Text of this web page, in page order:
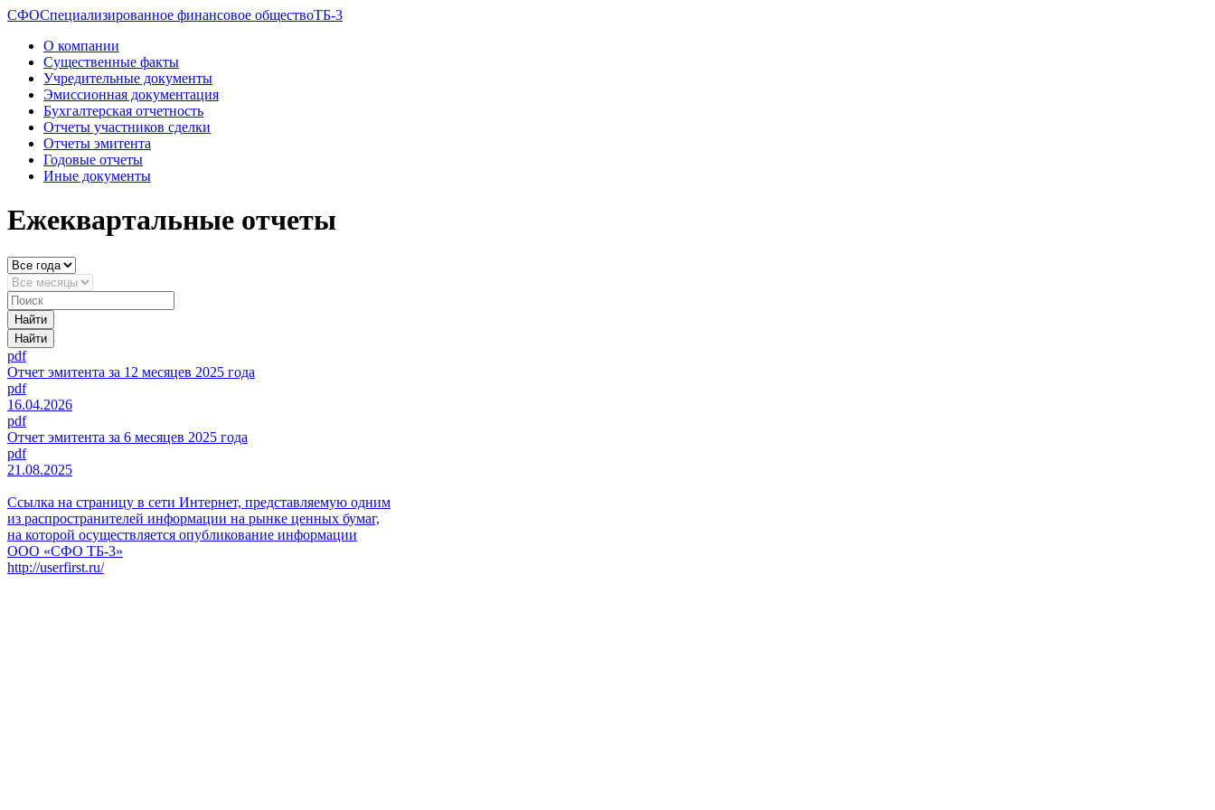
CФОСпециализированное финансовое обществоТБ-3
О компании
Существенные факты
Учредительные документы
Эмиссионная документация
Бухгалтерская отчетность
Отчеты участников сделки
Отчеты эмитента
Годовые отчеты
Иные документы
Ежеквартальные отчеты
Найти
Найти
pdf
Отчет эмитента за 12 месяцев 2025 года
pdf
16.04.2026
pdf
Отчет эмитента за 6 месяцев 2025 года
pdf
21.08.2025
Ссылка на страницу в сети Интернет, представляемую одним
из распространителей информации на рынке ценных бумаг,
на которой осуществляется опубликование информации
ООО «СФО ТБ-3»
http://userfirst.ru/